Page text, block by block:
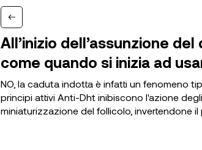
All’inizio dell’assunzione
come quando si inizia ad
NO, la caduta indotta è infatti un fenomeno
principi attivi Anti-Dht inibiscono l'azione
miniaturizzazione del follicolo, invertendone il